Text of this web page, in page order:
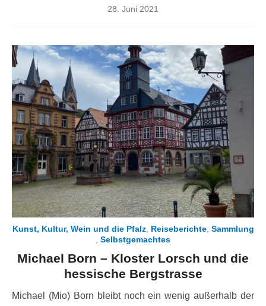
Posted
28. Juni 2021
Kunst, Kultur, Wein und die Pfalz, Reiseberichte, Sammlung
Selbstgemachtes
Michael Born – Kloster Lorsch und die
hessische Bergstrasse
Michael (Mio) Born bleibt noch ein wenig außerhalb der